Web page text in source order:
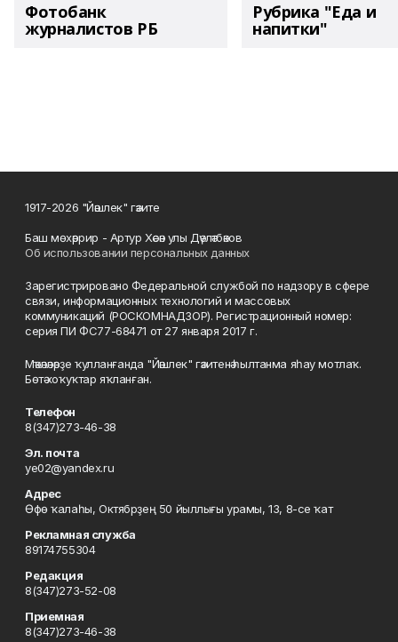
Фотобанк
журналистов РБ
Рубрика "Еда и
напитки"
1917-2026 "Йәшлек" гәзите
Баш мөхәррир - Артур Хәсән улы Дәүләтбәков
Об использовании персональных данных
Зарегистрировано Федеральной службой по надзору в сфере
связи, информационных технологий и массовых
коммуникаций (РОСКОМНАДЗОР). Регистрационный номер:
серия ПИ ФС77-68471 от 27 января 2017 г.
Мәҡәләләрҙе ҡулланғанда "Йәшлек" гәзитенә һылтанма яһау мотлаҡ.
Бөтә хоҡуҡтар яҡланған.
Телефон
8(347)273-46-38
Эл. почта
ye02@yandex.ru
Адрес
Өфө ҡалаһы, Октябрҙең 50 йыллығы урамы, 13, 8-се ҡат
Рекламная служба
89174755304
Редакция
8(347)273-52-08
Приемная
8(347)273-46-38